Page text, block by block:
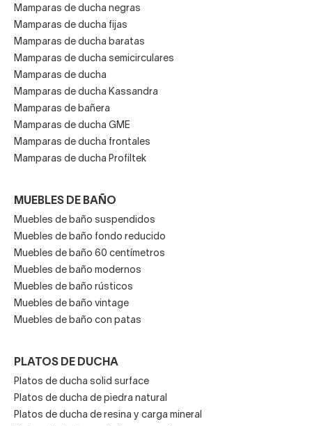
Mamparas de ducha negras
Mamparas de ducha fijas
Mamparas de ducha baratas
Mamparas de ducha semicirculares
Mamparas de ducha
Mamparas de ducha Kassandra
Mamparas de bañera
Mamparas de ducha GME
Mamparas de ducha frontales
Mamparas de ducha Profiltek
MUEBLES DE BAÑO
Muebles de baño suspendidos
Muebles de baño fondo reducido
Muebles de baño 60 centímetros
Muebles de baño modernos
Muebles de baño rústicos
Muebles de baño vintage
Muebles de baño con patas
PLATOS DE DUCHA
Platos de ducha solid surface
Platos de ducha de piedra natural
Platos de ducha de resina y carga mineral